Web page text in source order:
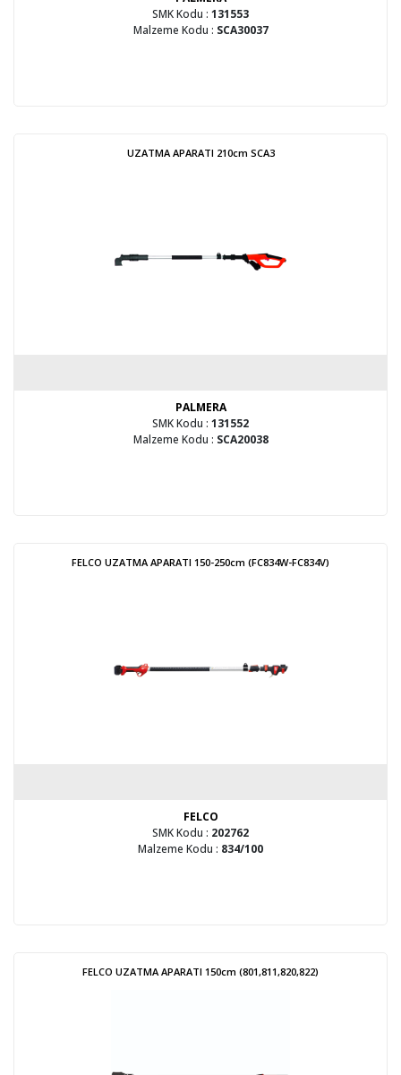
SMK Kodu : 131553
Malzeme Kodu : SCA30037
UZATMA APARATI 210cm SCA3
PALMERA
SMK Kodu : 131552
Malzeme Kodu : SCA20038
FELCO UZATMA APARATI 150-250cm (FC834W-FC834V)
FELCO
SMK Kodu : 202762
Malzeme Kodu : 834/100
FELCO UZATMA APARATI 150cm (801,811,820,822)